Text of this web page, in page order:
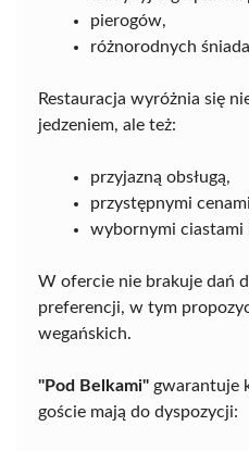
pierogów,
różnorodnych
Restauracja wyróżnia się
jedzeniem, ale też:
przyjazną obsługą,
przystępnymi
wybornymi ciastami
W ofercie nie brakuje dań
preferencji, w tym
wegańskich.
"Pod Belkami" gwarantuje
goście mają do dyspozycji: